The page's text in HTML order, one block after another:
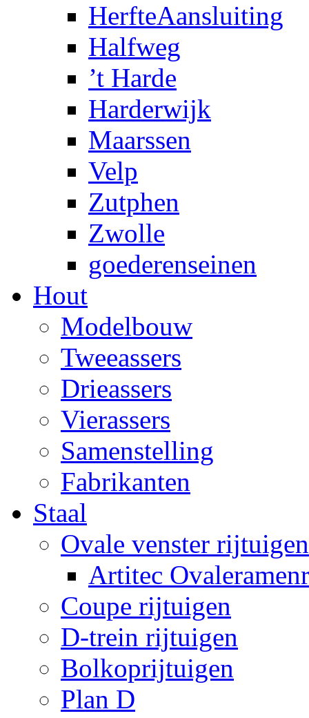
HerfteAansluiting
Halfweg
’t Harde
Harderwijk
Maarssen
Velp
Zutphen
Zwolle
goederenseinen
Hout
Modelbouw
Tweeassers
Drieassers
Vierassers
Samenstelling
Fabrikanten
Staal
Ovale venster rijtuigen
Artitec
Coupe rijtuigen
D-trein rijtuigen
Bolkoprijtuigen
Plan D